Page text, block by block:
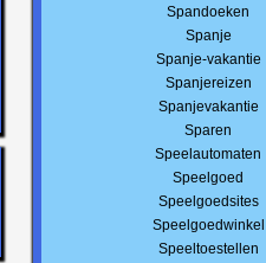
Spandoeken
Spanje
Spanje-vakantie
Spanjereizen
Spanjevakantie
Sparen
Speelautomaten
Speelgoed
Speelgoedsites
Speelgoedwinkel
Speeltoestellen